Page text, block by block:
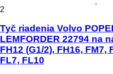
2
Tyč riadenia Volvo
LEMFORDER 22794 na
FH12 (G1/2), FH16, FM7,
FL7, FL10